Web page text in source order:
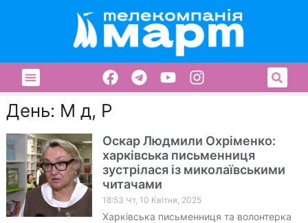
День: М д, Р
Оскар Людмили Охріменко:
харківська письменниця
зустрілася із миколаївськими
читачами
18:53 Чт, 10 Квітня, 2025
Харківська письменниця та волонтерка